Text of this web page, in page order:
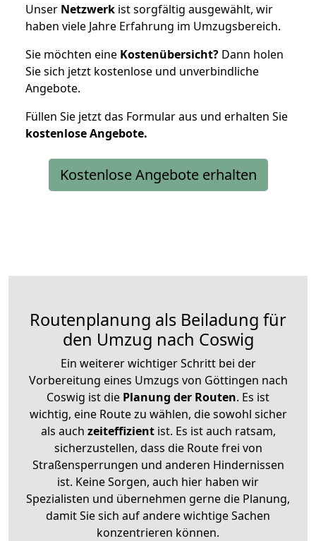
Unser Netzwerk ist sorgfältig ausgewählt, wir
haben viele Jahre Erfahrung im Umzugsbereich.
Sie möchten eine Kostenübersicht? Dann holen
Sie sich jetzt kostenlose und unverbindliche
Angebote.
Füllen Sie jetzt das Formular aus und erhalten Sie
kostenloseAngebote.
Kostenlose Angebote erhalten
Routenplanung als Beiladung für
den Umzug nach Coswig
Ein weiterer wichtiger Schritt bei der
Vorbereitung eines Umzugs von Göttingen nach
Coswig ist die Planung der Routen. Es ist
wichtig, eine Route zu wählen, die sowohl sicher
als auch zeiteffizientist. Es ist auch ratsam,
sicherzustellen, dass die Route frei von
Straßensperrungen und anderen Hindernissen
ist. Keine Sorgen, auch hier haben wir
Spezialisten und übernehmen gerne die Planung,
damit Sie sich auf andere wichtige Sachen
konzentrieren können.